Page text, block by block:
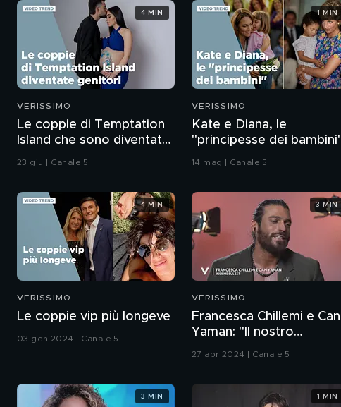
VERISSIMO
Le coppie di Temptation
Island che sono diventate
genitori
23 giu | Canale 5
4 MIN
VERISSIMO
Kate e Diana, le
"principesse dei
14 mag | Canale 5
1 MIN
VERISSIMO
Le coppie vip più longeve
03 gen 2024 | Canale 5
4 MIN
VERISSIMO
Francesca Chillemi e Can
Yaman: "Il nostro
rapporto sul set"
27 apr 2024 | Canale 5
3 MIN
3 MIN 1 MIN